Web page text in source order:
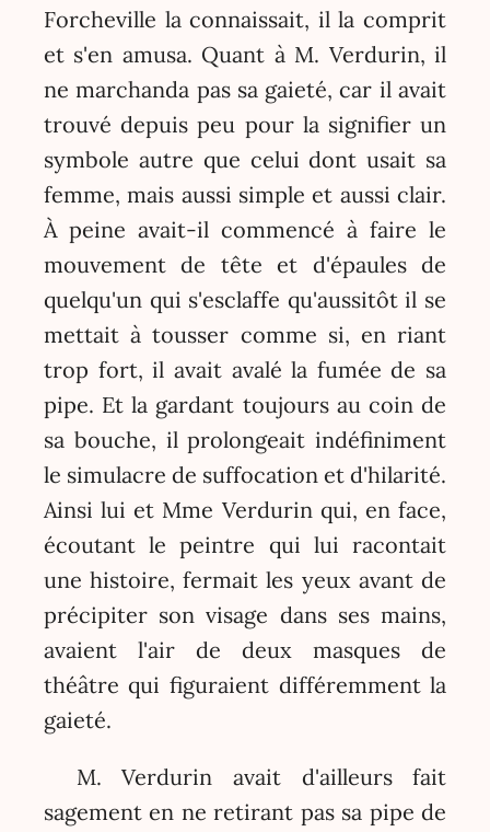
Forcheville la connaissait, il la comprit
et s'en amusa. Quant à M. Verdurin, il
ne marchanda pas sa gaieté, car il avait
trouvé depuis peu pour la signifier un
symbole autre que celui dont usait sa
femme, mais aussi simple et aussi clair.
À peine avait-il commencé à faire le
mouvement de tête et d'épaules de
quelqu'un qui s'esclaffe qu'aussitôt il se
mettait à tousser comme si, en riant
trop fort, il avait avalé la fumée de sa
pipe. Et la gardant toujours au coin de
sa bouche, il prolongeait indéfiniment
le simulacre de suffocation et d'hilarité.
Ainsi lui et Mme Verdurin qui, en face,
écoutant le peintre qui lui racontait
une histoire, fermait les yeux avant de
précipiter son visage dans ses mains,
avaient l'air de deux masques de
théâtre qui figuraient différemment la
gaieté.
M. Verdurin avait d'ailleurs fait
sagement en ne retirant pas sa pipe de